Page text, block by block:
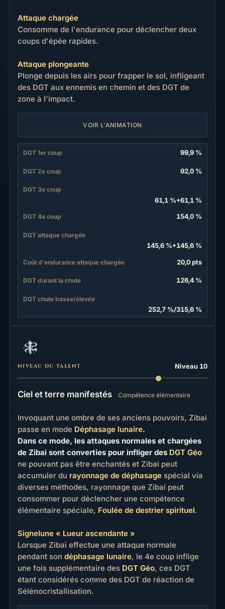
Attaque chargée
Consomme de l'endurance pour déclencher deux
coups d'épée rapides.
Attaque plongeante
Plonge depuis les airs pour frapper le sol, infligeant
des DGT aux ennemis en chemin et des DGT de
zone à l'impact.
VOIR L'ANIMATION
DGT 1er coup 99,9 %
DGT 2e coup 92,0 %
DGT 3e coup
61,1 %+61,1 %
DGT 4e coup 154,0 %
DGT attaque chargée
145,6 %+145,6 %
Coût d'endurance attaque chargée 20,0 pts
DGT durant la chute 126,4 %
DGT chute basse/élevée
252,7 %/315,6 %
NIVEAU DU TALENT Niveau 10
Ciel et terre manifestés Compétence élémentaire
Invoquant une ombre de ses anciens pouvoirs, Zibai
passe en mode Déphasage lunaire.
Dans ce mode, les attaques normales et chargées
de Zibai sont converties pour infliger des DGT Géo
ne pouvant pas être enchantés et Zibai peut
accumuler du rayonnage de déphasagespécial via
diverses méthodes, rayonnage que Zibai peut
consommer pour déclencher une compétence
élémentaire spéciale, Foulée de destrier spirituel.
Signelune « Lueur ascendante »
Lorsque Zibai effectue une attaque normale
pendant son déphasage lunaire, le 4e coup inflige
une fois supplémentaire des DGT Géo, ces DGT
étant considérés comme des DGT de réaction de
Sélénocristallisation.